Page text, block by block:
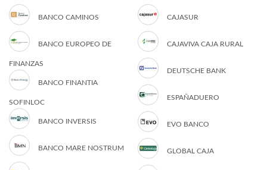
BANCO CAMINOS
BANCO EUROPEO DE
FINANZAS
BANCO FINANTIA
SOFINLOC
BANCO INVERSIS
BANCO MARE NOSTRUM
CAJASUR
CAJAVIVA CAJA RURAL
DEUTSCHE BANK
ESPAÑADUERO
EVO BANCO
GLOBAL CAJA